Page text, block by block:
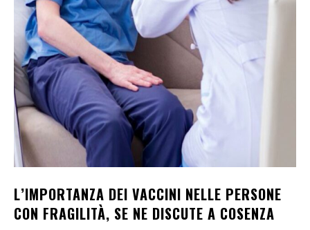
L’IMPORTANZA DEI VACCINI NELLE PERSONE
CON FRAGILITÀ, SE NE DISCUTE A COSENZA